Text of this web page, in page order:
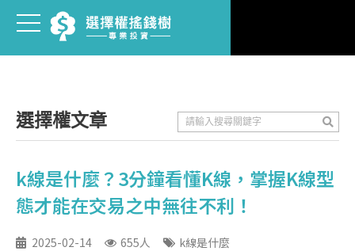
選擇權文章
k線是什麼？3分鐘看懂K線，掌握K線型
態才能在交易之中無往不利！
2025-02-14 655人 k線是什麼